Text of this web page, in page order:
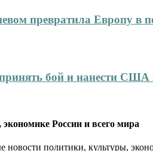
превратила Европу в
бой и нанести
России и всего мира
новости политики, культуры,